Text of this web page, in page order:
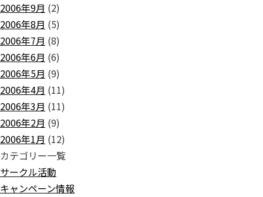
2006年9月 (2)
2006年8月 (5)
2006年7月 (8)
2006年6月 (6)
2006年5月 (9)
2006年4月 (11)
2006年3月 (11)
2006年2月 (9)
2006年1月 (12)
カテゴリー一覧
サークル活動
キャンペーン情報